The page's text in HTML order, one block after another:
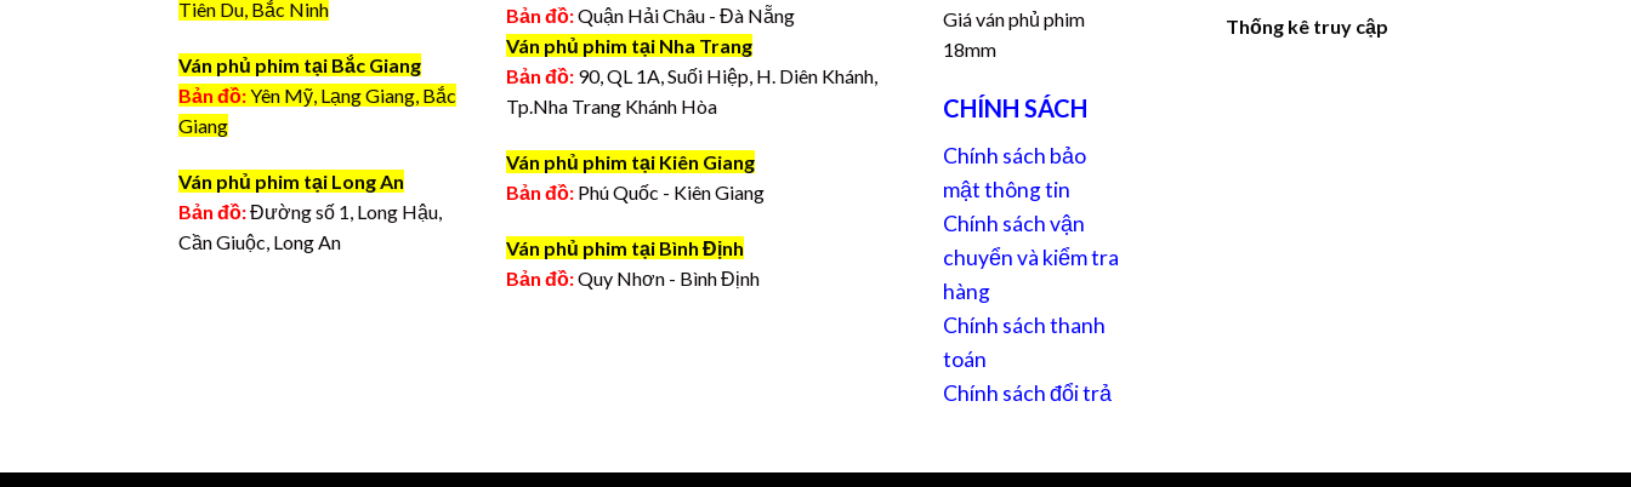
Tiên Du, Bắc Ninh
Ván phủ phim tại Bắc Giang
Bản đồ:Yên Mỹ, Lạng Giang, Bắc
Giang
Ván phủ phim tại Long An
Bản đồ:Đường số 1, Long Hậu,
Cần Giuộc, Long An
Bản đồ:Quận Hải Châu - Đà Nẵng
Ván phủ phim tại Nha Trang
Bản đồ: 90, QL 1A, Suối Hiệp, H. Diên Khánh,
Tp.Nha Trang Khánh Hòa
Ván phủ phim tại Kiên Giang
Bản đồ: Phú Quốc - Kiên Giang
Ván phủ phim tại Bình Định
Bản đồ:Quy Nhơn - Bình Định
Giá ván phủ phim
18mm
CHÍNH SÁCH
Chính sách bảo
mật thông tin
Chính sách vận
chuyển và kiểm tra
hàng
Chính sách thanh
toán
Chính sách đổi trả
Thống kê truy cập